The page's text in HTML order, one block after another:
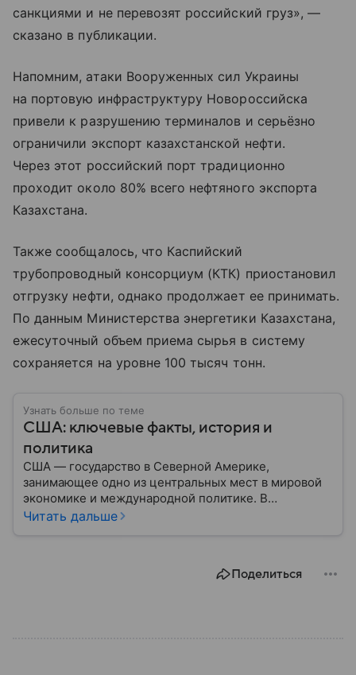
санкциями и не перевозят российский груз», —
сказано в публикации.
Напомним, атаки Вооруженных сил Украины
на портовую инфраструктуру Новороссийска
привели к разрушению терминалов и серьёзно
ограничили экспорт казахстанской нефти.
Через этот российский порт традиционно
проходит около 80% всего нефтяного экспорта
Казахстана.
Также сообщалось, что Каспийский
трубопроводный консорциум (КТК) приостановил
отгрузку нефти, однако продолжает ее принимать.
По данным Министерства энергетики Казахстана,
ежесуточный объем приема сырья в систему
сохраняется на уровне 100 тысяч тонн.
Узнать больше по теме
США: ключевые факты, история и
политика
США — государство в Северной Америке,
занимающее одно из центральных мест в мировой
экономике и международной политике. В
материале — основные сведения об этой стране.
Читать дальше
Поделиться